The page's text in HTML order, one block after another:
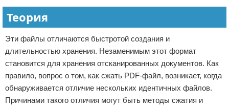
Кино и сериалы
Покупки
Мода и стиль
Отказ от ответственности
Теория
Эти файлы отличаются быстротой создания и
длительностью хранения. Незаменимым этот формат
становится для хранения отсканированных документов. Как
правило, вопрос о том, как сжать PDF-файл, возникает, когда
обнаруживается отличие нескольких идентичных файлов.
Причинами такого отличия могут быть методы сжатия и